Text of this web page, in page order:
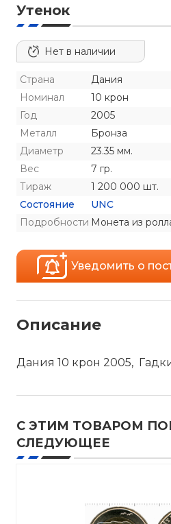
Утенок
Нет в наличии
Страна
Дания
Номинал
10 крон
Год
2005
Металл
Бронза
Диаметр
23.35 мм.
Вес
7 гр.
Тираж
1 200 000 шт.
Состояние
UNC
Подробности Монета из
Уведомить о
Описание
Дания 10 крон 2005,
С ЭТИМ ТОВАРОМ
СЛЕДУЮЩЕЕ